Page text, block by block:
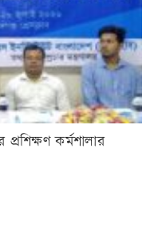
কর্মশালার